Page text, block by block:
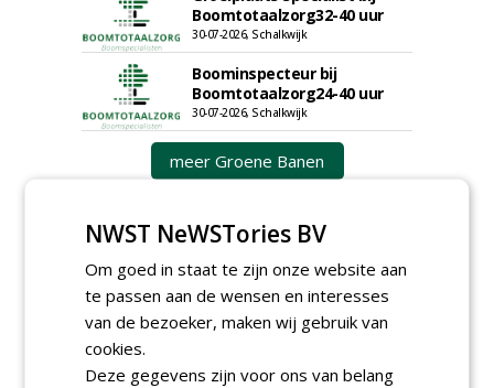
Boomtotaalzorg32-40 uur
30-07-2026, Schalkwijk
Boominspecteur bij
Boomtotaalzorg24-40 uur
30-07-2026, Schalkwijk
meer Groene Banen
GREEN OUTLET
NWST NeWSTories BV
Om goed in staat te zijn onze website aan
te passen aan de wensen en interesses
van de bezoeker, maken wij gebruik van
cookies.
Deze gegevens zijn voor ons van belang